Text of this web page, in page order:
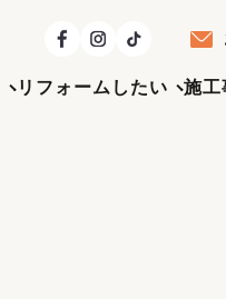
リフォームしたい 施工